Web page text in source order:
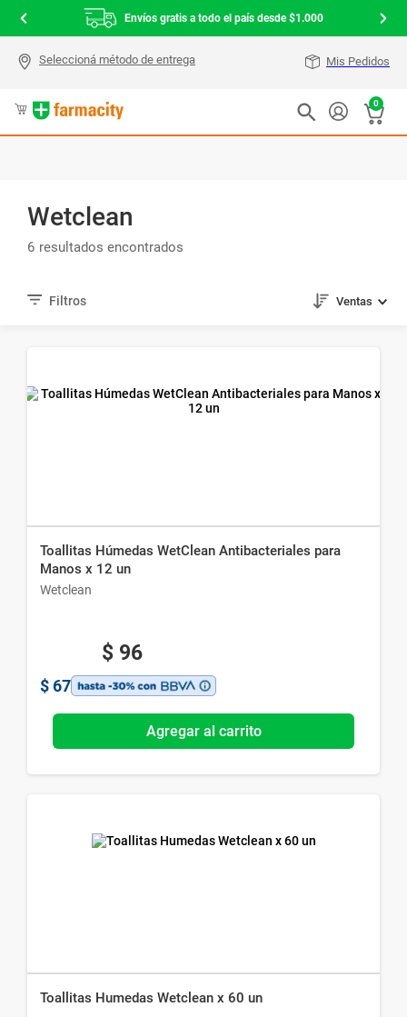
Envíos gratis a todo el país desde $1.000
Mis Pedidos
0
Wetclean
6
Ventas
Toallitas Húmedas WetClean Antibacteriales para
Manos x 12 un
Wetclean
$ 96
$ 67
Agregar al carrito
Toallitas Humedas Wetclean x 60 un